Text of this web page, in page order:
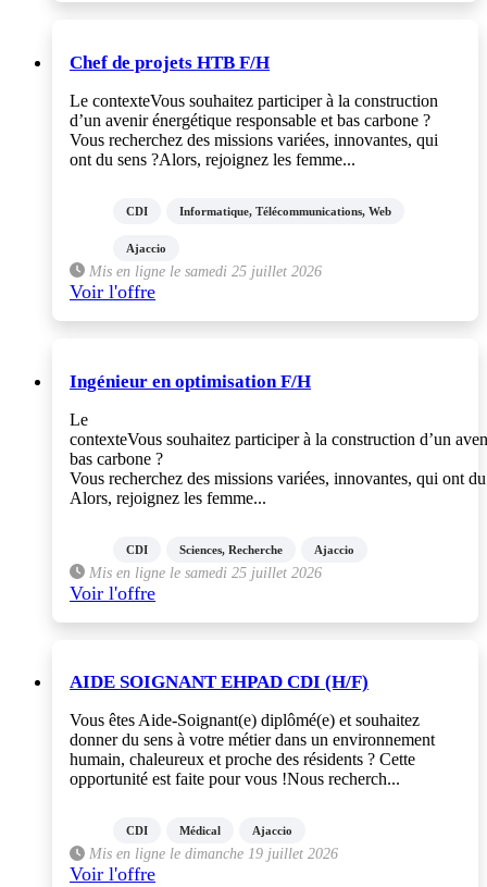
Chef de projets HTB F/H
Le contexteVous souhaitez participer à la construction
d’un avenir énergétique responsable et bas carbone ?
Vous recherchez des missions variées, innovantes, qui
ont du sens ?Alors, rejoignez les femme...
CDI Informatique, Télécommunications, Web
Ajaccio
Mis en ligne le samedi 25 juillet 2026
Voir l'offre
Ingénieur en optimisation F/H
Le
contexteVous souhaitez participer à la construction d’un
bas carbone ?
Vous recherchez des missions variées, innovantes, qui ont du
Alors, rejoignez les femme...
CDI Sciences, Recherche Ajaccio
Mis en ligne le samedi 25 juillet 2026
Voir l'offre
AIDE SOIGNANT EHPAD CDI (H/F)
Vous êtes Aide-Soignant(e) diplômé(e) et souhaitez
donner du sens à votre métier dans un environnement
humain, chaleureux et proche des résidents ? Cette
opportunité est faite pour vous !Nous recherch...
CDI Médical Ajaccio
Mis en ligne le dimanche 19 juillet 2026
Voir l'offre